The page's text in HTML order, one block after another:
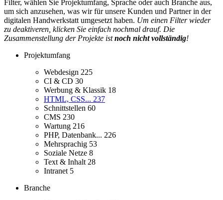
Filter, wählen Sie Projektumfang, Sprache oder auch Branche aus,
um sich anzusehen, was wir für unsere Kunden und Partner in der
digitalen Handwerkstatt umgesetzt haben. Um einen Filter wieder
zu deaktiveren, klicken Sie einfach nochmal drauf. Die
Zusammenstellung der Projekte istnoch nicht vollständig!
Projektumfang
Webdesign 225
CI & CD 30
Werbung & Klassik 18
HTML, CSS... 237
Schnittstellen 60
CMS 230
Wartung 216
PHP, Datenbank... 226
Mehrsprachig 53
Soziale Netze 8
Text & Inhalt 28
Intranet 5
Branche